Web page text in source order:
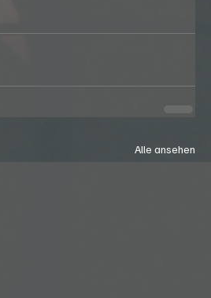
Alle ansehen